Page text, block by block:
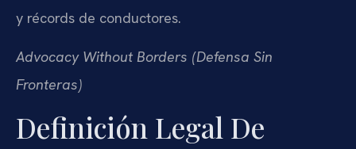
y récords de conductores.
Advocacy Without Borders (Defensa Sin
Fronteras)
Definición Legal De